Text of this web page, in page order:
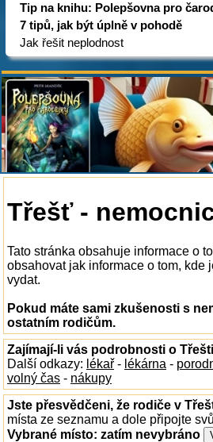
Tip na knihu: Polepšovna pro
7 tipů, jak být úplně v pohodě
Jak řešit neplodnost
Třešť -
Tato stránka obsahuje informace o
obsahovat jak informace o tom, kde
vydat.
Pokud máte sami zkušenosti s
ostatním rodičům.
Zajímají-li vás podrobnosti o Třešti
Další odkazy: lékař - lékárna -
volný čas - nákupy
Jste přesvědčeni, že rodiče v
místa ze seznamu a dole připojte
Vybrané místo: zatím nevybráno